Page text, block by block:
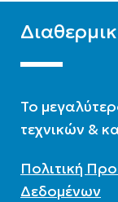
ΒΆΣΗ
Κεραμοσκεπή
ΕΠΙΦΆΝΕΙΑ(M2)
To
τεχνικών &
Πολιτική
Δεδομένων